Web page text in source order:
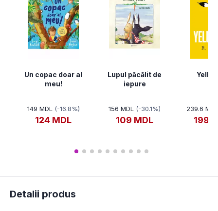
Un copac doar al
meu!
149 MDL (-16.8%)
124 MDL
Lupul păcălit de
iepure
156 MDL (-30.1%)
109 MDL
239.6 MDL
Detalii produs